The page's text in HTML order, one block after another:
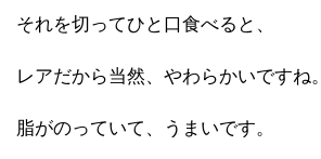
それを切ってひと口食べると、
レアだから当然、やわらかいですね。
脂がのっていて、うまいです。